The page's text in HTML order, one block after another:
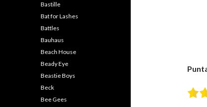
Bastille
Bat for Lashes
Battles
Bauhaus
Beach House
Beady Eye
Beastie Boys
Beck
Bee Gees